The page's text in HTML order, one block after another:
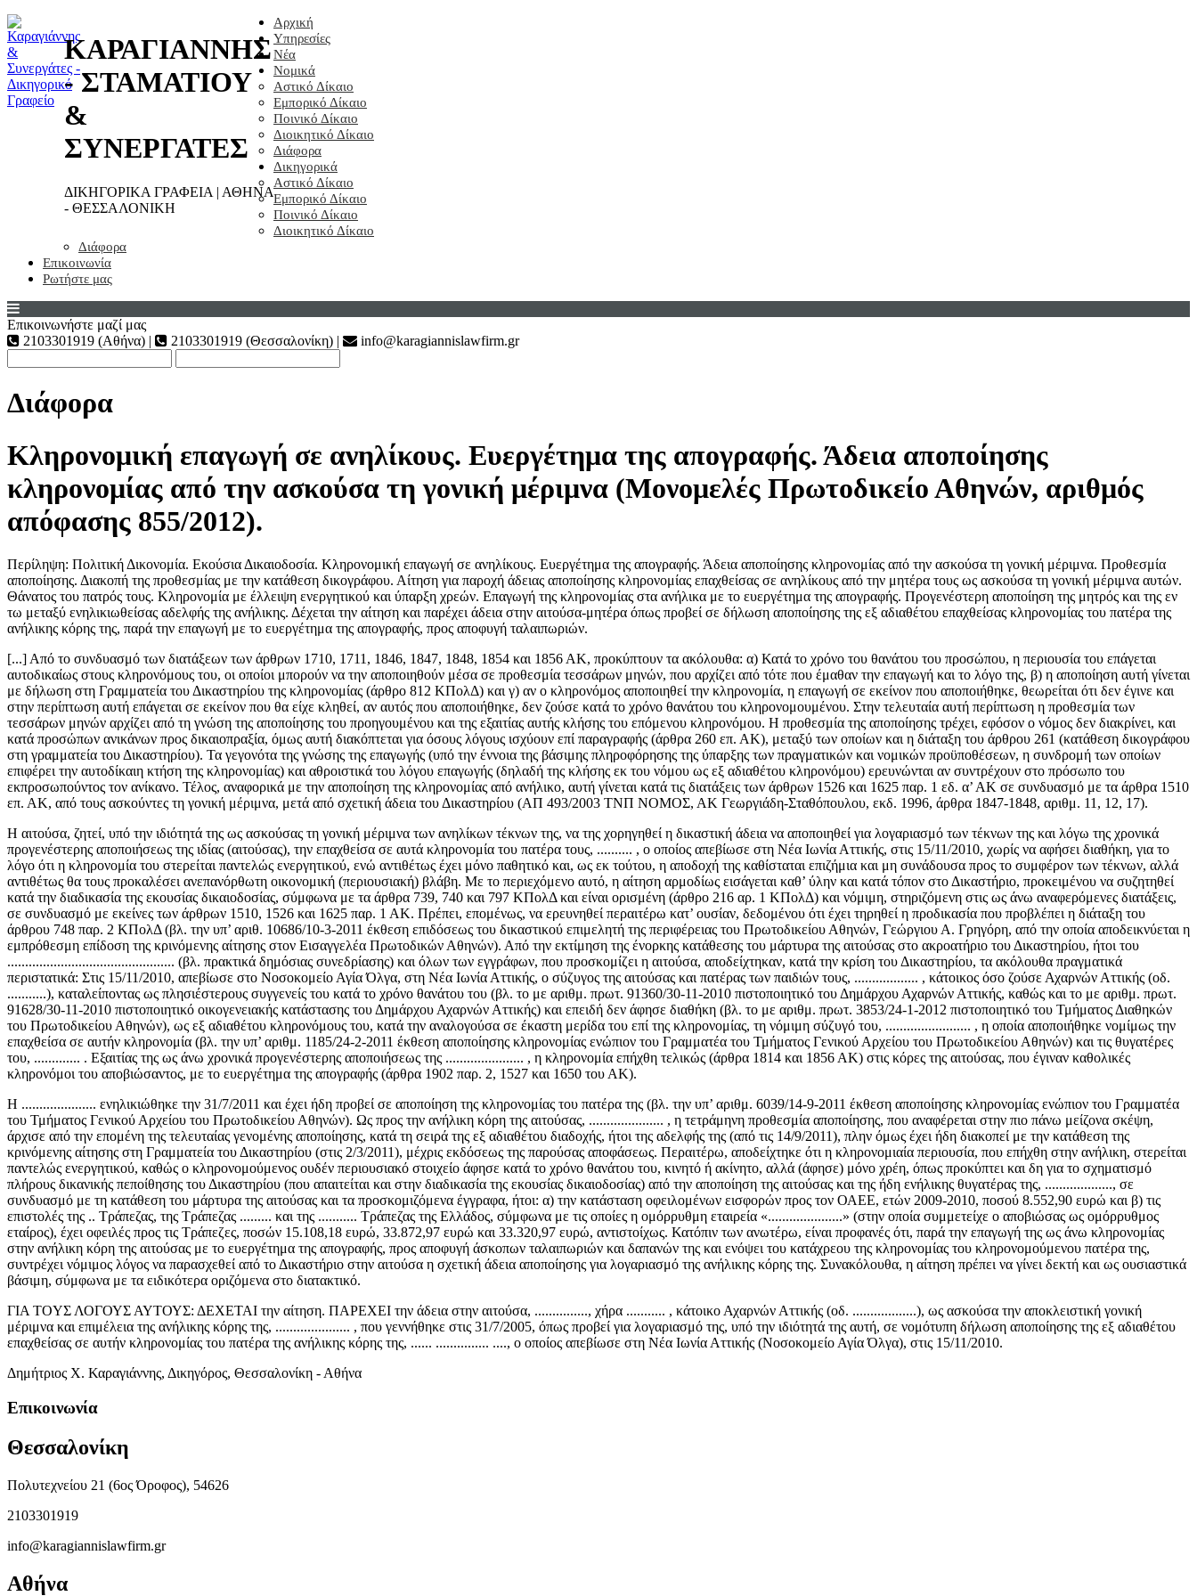
ΚΑΡΑΓΙΑΝΝΗΣ
- ΣΤΑΜΑΤΙΟΥ
&
ΣΥΝΕΡΓΑΤΕΣ
ΔΙΚΗΓΟΡΙΚΑ ΓΡΑΦΕΙΑ | ΑΘΗΝΑ
- ΘΕΣΣΑΛΟΝΙΚΗ
Αρχική
Υπηρεσίες
Νέα
Νομικά
Αστικό Δίκαιο
Εμπορικό Δίκαιο
Ποινικό Δίκαιο
Διοικητικό Δίκαιο
Διάφορα
Δικηγορικά
Αστικό Δίκαιο
Εμπορικό Δίκαιο
Ποινικό Δίκαιο
Διοικητικό Δίκαιο
Διάφορα
Επικοινωνία
Ρωτήστε μας
Επικοινωνήστε μαζί μας
2103301919 (Αθήνα) |
2103301919 (Θεσσαλονίκη) | info@karagiannislawfirm.gr
Διάφορα
Κληρονομική επαγωγή σε ανηλίκους. Ευεργέτημα της απογραφής. Άδεια αποποίησης
κληρονομίας από την ασκούσα τη γονική μέριμνα (Μονομελές Πρωτοδικείο Αθηνών, αριθμός
απόφασης 855/2012).
Περίληψη: Πολιτική Δικονομία. Εκούσια Δικαιοδοσία. Κληρονομική επαγωγή σε ανηλίκους. Ευεργέτημα της απογραφής. Άδεια αποποίησης κληρονομίας από την ασκούσα τη γονική μέριμνα. Προθεσμία
αποποίησης. Διακοπή της προθεσμίας με την κατάθεση δικογράφου. Αίτηση για παροχή άδειας αποποίησης κληρονομίας επαχθείσας σε ανηλίκους από την μητέρα τους ως ασκούσα τη γονική μέριμνα αυτών.
Θάνατος του πατρός τους. Κληρονομία με έλλειψη ενεργητικού και ύπαρξη χρεών. Επαγωγή της κληρονομίας στα ανήλικα με το ευεργέτημα της απογραφής. Προγενέστερη αποποίηση της μητρός και της εν
τω μεταξύ ενηλικιωθείσας αδελφής της ανήλικης. Δέχεται την αίτηση και παρέχει άδεια στην αιτούσα-μητέρα όπως προβεί σε δήλωση αποποίησης της εξ αδιαθέτου επαχθείσας κληρονομίας του πατέρα της
ανήλικης κόρης της, παρά την επαγωγή με το ευεργέτημα της απογραφής, προς αποφυγή ταλαιπωριών.
[...] Από το συνδυασμό των διατάξεων των άρθρων 1710, 1711, 1846, 1847, 1848, 1854 και 1856 ΑΚ, προκύπτουν τα ακόλουθα: α) Κατά το χρόνο του θανάτου του προσώπου, η περιουσία του επάγεται
αυτοδικαίως στους κληρονόμους του, οι οποίοι μπορούν να την αποποιηθούν μέσα σε προθεσμία τεσσάρων μηνών, που αρχίζει από τότε που έμαθαν την επαγωγή και το λόγο της, β) η αποποίηση αυτή γίνεται
με δήλωση στη Γραμματεία του Δικαστηρίου της κληρονομίας (άρθρο 812 ΚΠολΔ) και γ) αν ο κληρονόμος αποποιηθεί την κληρονομία, η επαγωγή σε εκείνον που αποποιήθηκε, θεωρείται ότι δεν έγινε και
στην περίπτωση αυτή επάγεται σε εκείνον που θα είχε κληθεί, αν αυτός που αποποιήθηκε, δεν ζούσε κατά το χρόνο θανάτου του κληρονομουμένου. Στην τελευταία αυτή περίπτωση η προθεσμία των
τεσσάρων μηνών αρχίζει από τη γνώση της αποποίησης του προηγουμένου και της εξαιτίας αυτής κλήσης του επόμενου κληρονόμου. Η προθεσμία της αποποίησης τρέχει, εφόσον ο νόμος δεν διακρίνει, και
κατά προσώπων ανικάνων προς δικαιοπραξία, όμως αυτή διακόπτεται για όσους λόγους ισχύουν επί παραγραφής (άρθρα 260 επ. ΑΚ), μεταξύ των οποίων και η διάταξη του άρθρου 261 (κατάθεση δικογράφου
στη γραμματεία του Δικαστηρίου). Τα γεγονότα της γνώσης της επαγωγής (υπό την έννοια της βάσιμης πληροφόρησης της ύπαρξης των πραγματικών και νομικών προϋποθέσεων, η συνδρομή των οποίων
επιφέρει την αυτοδίκαιη κτήση της κληρονομίας) και αθροιστικά του λόγου επαγωγής (δηλαδή της κλήσης εκ του νόμου ως εξ αδιαθέτου κληρονόμου) ερευνώνται αν συντρέχουν στο πρόσωπο του
εκπροσωπούντος τον ανίκανο. Τέλος, αναφορικά με την αποποίηση της κληρονομίας από ανήλικο, αυτή γίνεται κατά τις διατάξεις των άρθρων 1526 και 1625 παρ. 1 εδ. α’ ΑΚ σε συνδυασμό με τα άρθρα 1510
επ. ΑΚ, από τους ασκούντες τη γονική μέριμνα, μετά από σχετική άδεια του Δικαστηρίου (ΑΠ 493/2003 ΤΝΠ ΝΟΜΟΣ, ΑΚ Γεωργιάδη-Σταθόπουλου, εκδ. 1996, άρθρα 1847-1848, αριθμ. 11, 12, 17).
Η αιτούσα, ζητεί, υπό την ιδιότητά της ως ασκούσας τη γονική μέριμνα των ανηλίκων τέκνων της, να της χορηγηθεί η δικαστική άδεια να αποποιηθεί για λογαριασμό των τέκνων της και λόγω της χρονικά
προγενέστερης αποποιήσεως της ιδίας (αιτούσας), την επαχθείσα σε αυτά κληρονομία του πατέρα τους, .......... , ο οποίος απεβίωσε στη Νέα Ιωνία Αττικής, στις 15/11/2010, χωρίς να αφήσει διαθήκη, για το
λόγο ότι η κληρονομία του στερείται παντελώς ενεργητικού, ενώ αντιθέτως έχει μόνο παθητικό και, ως εκ τούτου, η αποδοχή της καθίσταται επιζήμια και μη συνάδουσα προς το συμφέρον των τέκνων, αλλά
αντιθέτως θα τους προκαλέσει ανεπανόρθωτη οικονομική (περιουσιακή) βλάβη. Με το περιεχόμενο αυτό, η αίτηση αρμοδίως εισάγεται καθ’ ύλην και κατά τόπον στο Δικαστήριο, προκειμένου να συζητηθεί
κατά την διαδικασία της εκουσίας δικαιοδοσίας, σύμφωνα με τα άρθρα 739, 740 και 797 ΚΠολΔ και είναι ορισμένη (άρθρο 216 αρ. 1 ΚΠολΔ) και νόμιμη, στηριζόμενη στις ως άνω αναφερόμενες διατάξεις,
σε συνδυασμό με εκείνες των άρθρων 1510, 1526 και 1625 παρ. 1 ΑΚ. Πρέπει, επομένως, να ερευνηθεί περαιτέρω κατ’ ουσίαν, δεδομένου ότι έχει τηρηθεί η προδικασία που προβλέπει η διάταξη του
άρθρου 748 παρ. 2 ΚΠολΔ (βλ. την υπ’ αριθ. 10686/10-3-2011 έκθεση επιδόσεως του δικαστικού επιμελητή της περιφέρειας του Πρωτοδικείου Αθηνών, Γεώργιου Α. Γρηγόρη, από την οποία αποδεικνύεται η
εμπρόθεσμη επίδοση της κρινόμενης αίτησης στον Εισαγγελέα Πρωτοδικών Αθηνών). Από την εκτίμηση της ένορκης κατάθεσης του μάρτυρα της αιτούσας στο ακροατήριο του Δικαστηρίου, ήτοι του
............................................... (βλ. πρακτικά δημόσιας συνεδρίασης) και όλων των εγγράφων, που προσκομίζει η αιτούσα, αποδείχτηκαν, κατά την κρίση του Δικαστηρίου, τα ακόλουθα πραγματικά
περιστατικά: Στις 15/11/2010, απεβίωσε στο Νοσοκομείο Αγία Όλγα, στη Νέα Ιωνία Αττικής, ο σύζυγος της αιτούσας και πατέρας των παιδιών τους, .................. , κάτοικος όσο ζούσε Αχαρνών Αττικής (οδ.
...........), καταλείποντας ως πλησιέστερους συγγενείς του κατά το χρόνο θανάτου του (βλ. το με αριθμ. πρωτ. 91360/30-11-2010 πιστοποιητικό του Δημάρχου Αχαρνών Αττικής, καθώς και το με αριθμ. πρωτ.
91628/30-11-2010 πιστοποιητικό οικογενειακής κατάστασης του Δημάρχου Αχαρνών Αττικής) και επειδή δεν άφησε διαθήκη (βλ. το με αριθμ. πρωτ. 3853/24-1-2012 πιστοποιητικό του Τμήματος Διαθηκών
του Πρωτοδικείου Αθηνών), ως εξ αδιαθέτου κληρονόμους του, κατά την αναλογούσα σε έκαστη μερίδα του επί της κληρονομίας, τη νόμιμη σύζυγό του, ........................ , η οποία αποποιήθηκε νομίμως την
επαχθείσα σε αυτήν κληρονομία (βλ. την υπ’ αριθμ. 1185/24-2-2011 έκθεση αποποίησης κληρονομίας ενώπιον του Γραμματέα του Τμήματος Γενικού Αρχείου του Πρωτοδικείου Αθηνών) και τις θυγατέρες
του, ............. . Εξαιτίας της ως άνω χρονικά προγενέστερης αποποιήσεως της ...................... , η κληρονομία επήχθη τελικώς (άρθρα 1814 και 1856 ΑΚ) στις κόρες της αιτούσας, που έγιναν καθολικές
κληρονόμοι του αποβιώσαντος, με το ευεργέτημα της απογραφής (άρθρα 1902 παρ. 2, 1527 και 1650 του ΑΚ).
Η ..................... ενηλικιώθηκε την 31/7/2011 και έχει ήδη προβεί σε αποποίηση της κληρονομίας του πατέρα της (βλ. την υπ’ αριθμ. 6039/14-9-2011 έκθεση αποποίησης κληρονομίας ενώπιον του Γραμματέα
του Τμήματος Γενικού Αρχείου του Πρωτοδικείου Αθηνών). Ως προς την ανήλικη κόρη της αιτούσας, ..................... , η τετράμηνη προθεσμία αποποίησης, που αναφέρεται στην πιο πάνω μείζονα σκέψη,
άρχισε από την επομένη της τελευταίας γενομένης αποποίησης, κατά τη σειρά της εξ αδιαθέτου διαδοχής, ήτοι της αδελφής της (από τις 14/9/2011), πλην όμως έχει ήδη διακοπεί με την κατάθεση της
κρινόμενης αίτησης στη Γραμματεία του Δικαστηρίου (στις 2/3/2011), μέχρις εκδόσεως της παρούσας αποφάσεως. Περαιτέρω, αποδείχτηκε ότι η κληρονομιαία περιουσία, που επήχθη στην ανήλικη, στερείται
παντελώς ενεργητικού, καθώς ο κληρονομούμενος ουδέν περιουσιακό στοιχείο άφησε κατά το χρόνο θανάτου του, κινητό ή ακίνητο, αλλά (άφησε) μόνο χρέη, όπως προκύπτει και δη για το σχηματισμό
πλήρους δικανικής πεποίθησης του Δικαστηρίου (που απαιτείται και στην διαδικασία της εκουσίας δικαιοδοσίας) από την αποποίηση της αιτούσας και της ήδη ενήλικης θυγατέρας της, ..................., σε
συνδυασμό με τη κατάθεση του μάρτυρα της αιτούσας και τα προσκομιζόμενα έγγραφα, ήτοι: α) την κατάσταση οφειλομένων εισφορών προς τον ΟΑΕΕ, ετών 2009-2010, ποσού 8.552,90 ευρώ και β) τις
επιστολές της .. Τράπεζας, της Τράπεζας ......... και της ........... Τράπεζας της Ελλάδος, σύμφωνα με τις οποίες η ομόρρυθμη εταιρεία «.....................» (στην οποία συμμετείχε ο αποβιώσας ως ομόρρυθμος
εταίρος), έχει οφειλές προς τις Τράπεζες, ποσών 15.108,18 ευρώ, 33.872,97 ευρώ και 33.320,97 ευρώ, αντιστοίχως. Κατόπιν των ανωτέρω, είναι προφανές ότι, παρά την επαγωγή της ως άνω κληρονομίας
στην ανήλικη κόρη της αιτούσας με το ευεργέτημα της απογραφής, προς αποφυγή άσκοπων ταλαιπωριών και δαπανών της και ενόψει του κατάχρεου της κληρονομίας του κληρονομούμενου πατέρα της,
συντρέχει νόμιμος λόγος να παρασχεθεί από το Δικαστήριο στην αιτούσα η σχετική άδεια αποποίησης για λογαριασμό της ανήλικης κόρης της. Συνακόλουθα, η αίτηση πρέπει να γίνει δεκτή και ως ουσιαστικά
βάσιμη, σύμφωνα με τα ειδικότερα οριζόμενα στο διατακτικό.
ΓIA TOYΣ ΛΟΓΟΥΣ ΑΥΤΟΥΣ: ΔΕΧΕΤΑΙ την αίτηση. ΠΑΡΕΧΕΙ την άδεια στην αιτούσα, ..............., χήρα ........... , κάτοικο Αχαρνών Αττικής (οδ. ..................), ως ασκούσα την αποκλειστική γονική
μέριμνα και επιμέλεια της ανήλικης κόρης της, ..................... , που γεννήθηκε στις 31/7/2005, όπως προβεί για λογαριασμό της, υπό την ιδιότητά της αυτή, σε νομότυπη δήλωση αποποίησης της εξ αδιαθέτου
επαχθείσας σε αυτήν κληρονομίας του πατέρα της ανήλικης κόρης της, ...... ............... ...., ο οποίος απεβίωσε στη Νέα Ιωνία Αττικής (Νοσοκομείο Αγία Όλγα), στις 15/11/2010.
Δημήτριος Χ. Καραγιάννης, Δικηγόρος, Θεσσαλονίκη - Αθήνα
Επικοινωνία
Θεσσαλονίκη
Πολυτεχνείου 21 (6ος Όροφος), 54626
2103301919
info@karagiannislawfirm.gr
Αθήνα